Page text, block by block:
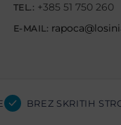
TEL.: +385 51 750 260
E-MAIL:
BREZ SKRITIH